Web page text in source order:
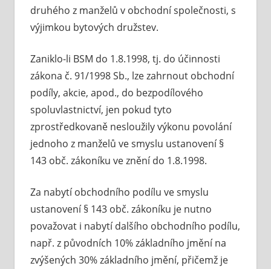
druhého z manželů v obchodní společnosti, s
výjimkou bytových družstev.
Zaniklo-li BSM do 1.8.1998, tj. do účinnosti
zákona č. 91/1998 Sb., lze zahrnout obchodní
podíly, akcie, apod., do bezpodílového
spoluvlastnictví, jen pokud tyto
zprostředkovaně nesloužily výkonu povolání
jednoho z manželů ve smyslu ustanovení §
143 obč. zákoníku ve znění do 1.8.1998.
Za nabytí obchodního podílu ve smyslu
ustanovení § 143 obč. zákoníku je nutno
považovat i nabytí dalšího obchodního podílu,
např. z původních 10% základního jmění na
zvýšených 30% základního jmění, přičemž je